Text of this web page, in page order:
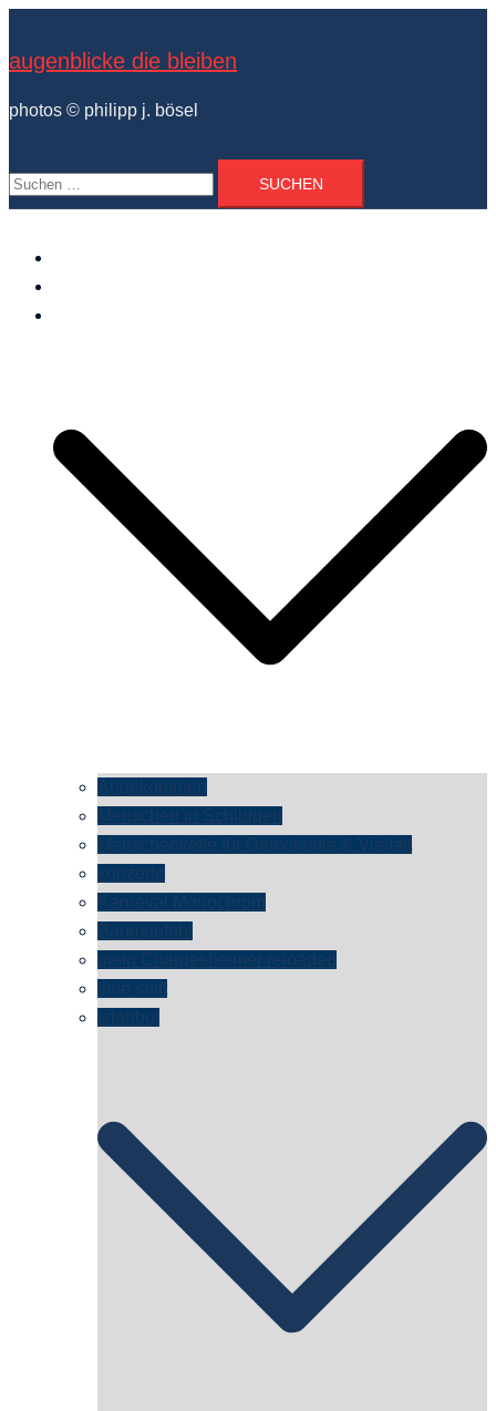
springen
augenblicke die bleiben
photos © philipp j. bösel
Suchen
nach:
Angekommen
Menschen in Schildgen
Menschenkette für Demokratie & Vielfalt
konzerte
Karneval Monochrom
Baumgefühl
mein Chargesheimer reloaded
time shift
Istanbul